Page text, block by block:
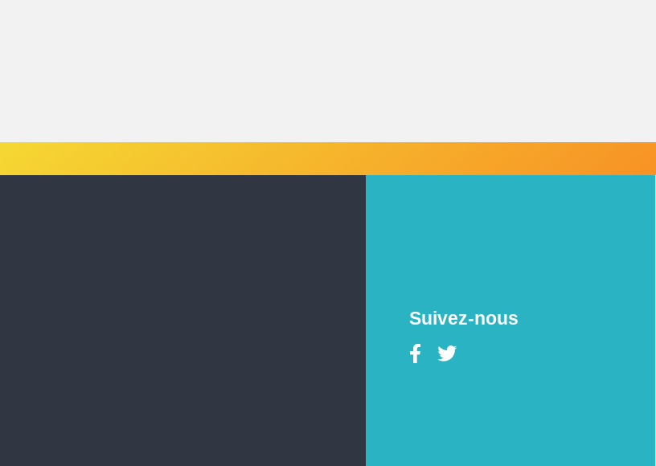
Suivez-nous